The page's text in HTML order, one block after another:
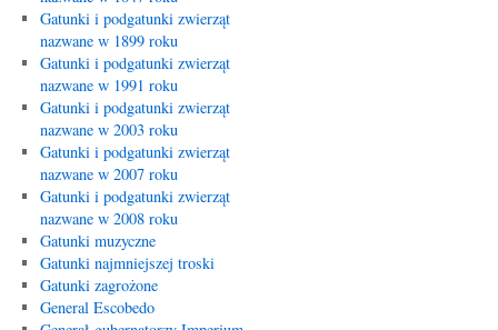
Gatunki i podgatunki zwierząt
nazwane w 1899 roku
Gatunki i podgatunki zwierząt
nazwane w 1991 roku
Gatunki i podgatunki zwierząt
nazwane w 2003 roku
Gatunki i podgatunki zwierząt
nazwane w 2007 roku
Gatunki i podgatunki zwierząt
nazwane w 2008 roku
Gatunki muzyczne
Gatunki najmniejszej troski
Gatunki zagrożone
General Escobedo